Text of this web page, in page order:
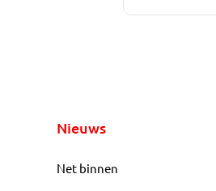
Nieuws
Net binnen